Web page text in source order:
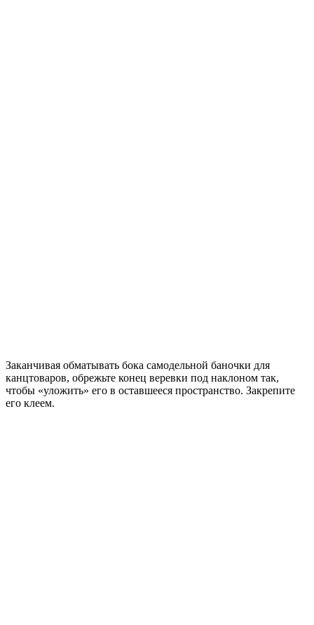
Заканчивая обматывать бока самодельной баночки для
канцтоваров, обрежьте конец веревки под наклоном так,
чтобы «уложить» его в оставшееся пространство. Закрепите
его клеем.